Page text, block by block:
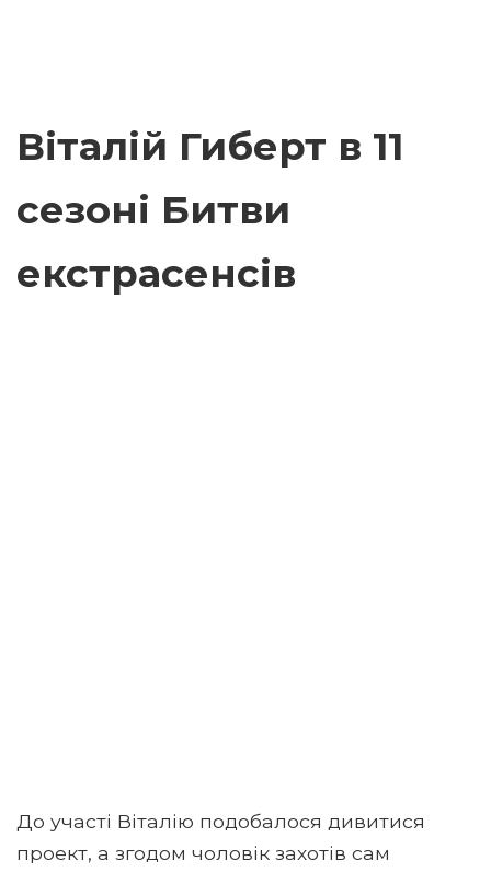
Віталій Гиберт в 11
сезоні Битви
екстрасенсів
До участі Віталію подобалося дивитися
проект, а згодом чоловік захотів сам